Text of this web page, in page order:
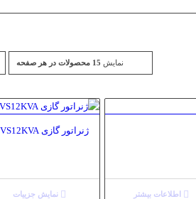
نمایش 15 محصولات در هر صفحه
ژنراتور گازی VS12KVA
نمایش جزییات اطلاعات بیشتر